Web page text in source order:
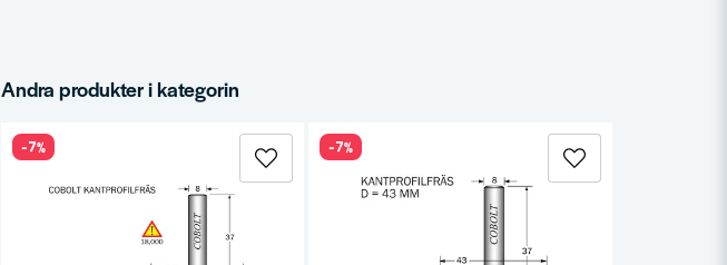
Andra produkter i kategorin
-7% -7%